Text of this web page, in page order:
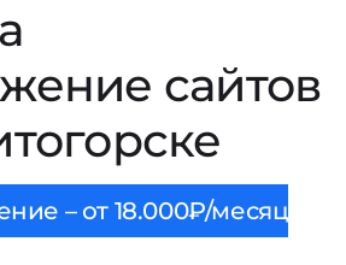
сайтов
– от 18.000₽/месяц